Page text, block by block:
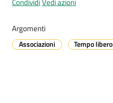
r
a
m
e
CondividiVedi azioni
Argomenti
Associazioni Tempo libero